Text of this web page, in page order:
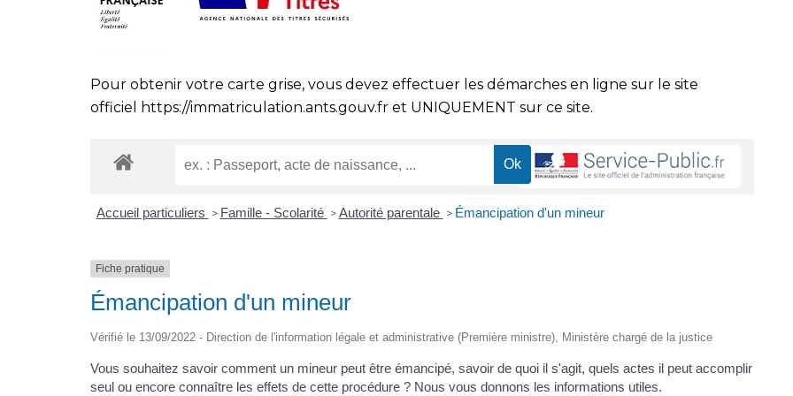
Pour obtenir votre carte grise, vous devez effectuer les démarches en ligne sur le site
officiel
https://immatriculation.ants.gouv.fr et UNIQUEMENT sur ce site.
Accueil particuliers > Famille - Scolarité > Autorité parentale > Émancipation d'un mineur
Fiche pratique
Émancipation d'un mineur
Vérifié le 13/09/2022 - Direction de l'information légale et administrative (Première ministre), Ministère chargé de la justice
Vous souhaitez savoir comment un mineur peut être émancipé, savoir de quoi il s'agit, quels actes il peut accomplir
seul ou encore connaître les effets de cette procédure ? Nous vous donnons les informations utiles.